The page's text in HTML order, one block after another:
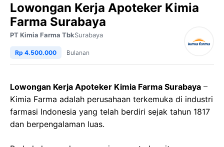
Lowongan Kerja Apoteker Kimia
Farma Surabaya
PT Kimia Farma TbkSurabaya
Rp 4.500.000 Bulanan
Lowongan Kerja Apoteker Kimia Farma Surabaya –
Kimia Farma adalah perusahaan terkemuka di industri
farmasi Indonesia yang telah berdiri sejak tahun 1817
dan berpengalaman luas.